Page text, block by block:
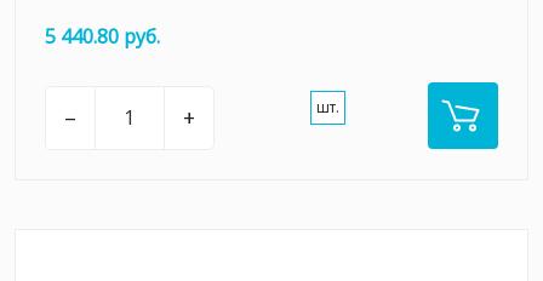
5 440.80 руб.
– + шт.